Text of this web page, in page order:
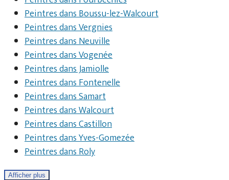
Peintres dans Boussu-lez-Walcourt
Peintres dans Vergnies
Peintres dans Neuville
Peintres dans Vogenée
Peintres dans Jamiolle
Peintres dans Fontenelle
Peintres dans Samart
Peintres dans Walcourt
Peintres dans Castillon
Peintres dans Yves-Gomezée
Peintres dans Roly
Afficher plus